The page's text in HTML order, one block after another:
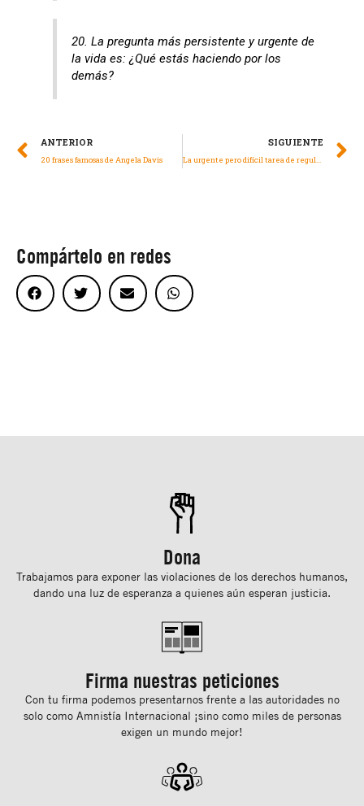
20. La pregunta más persistente y urgente de
la vida es: ¿Qué estás haciendo por los
demás?
ANTERIOR
20 frases famosas de Angela Davis
SIGUIENTE
La urgente pero difícil tarea de regular la inteligencia artificial
Compártelo en redes
Dona
Trabajamos para exponer las violaciones de los derechos humanos,
dando una luz de esperanza a quienes aún esperan justicia.
Firma nuestras peticiones
Con tu ﬁrma podemos presentarnos frente a las autoridades no
solo como Amnistía Internacional ¡sino como miles de personas
exigen un mundo mejor!